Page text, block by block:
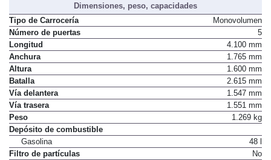
Dimensiones, peso, capacidades
Tipo de Carrocería
Monovolumen
Número de puertas
5
Longitud
4.100 mm
Anchura
1.765 mm
Altura
1.600 mm
Batalla
2.615 mm
Vía delantera
1.547 mm
Vía trasera
1.551 mm
Peso
1.269 kg
Depósito de combustible
Gasolina
48 l
Filtro de partículas
No